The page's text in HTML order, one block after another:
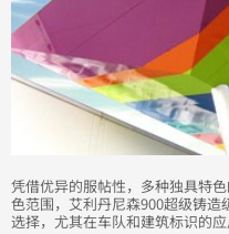
凭借优异的服帖性，多种独具特
色范围，艾利丹尼森900超级铸
选择，尤其在车队和建筑标识的应